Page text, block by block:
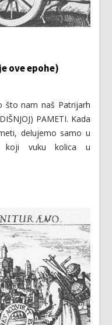
ove epohe)
što nam naš Patrijarh
PAMETI. Kada
delujemo samo u
koji vuku kolica u